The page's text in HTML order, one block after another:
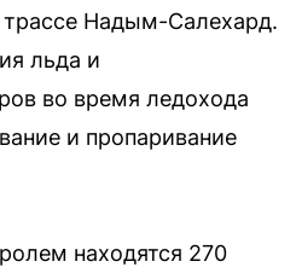
трассе Надым-Салехард.
льда и
во время ледохода
и пропаривание
находятся 270